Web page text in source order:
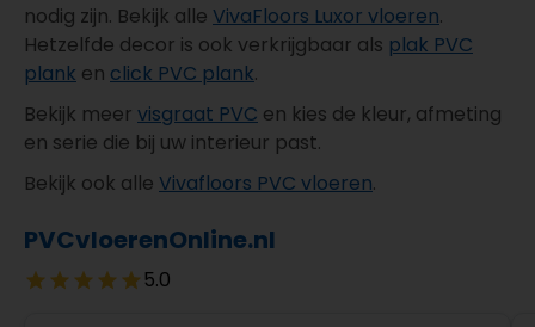
nodig zijn. Bekijk alle VivaFloors Luxor vloeren.
Hetzelfde decor is ook verkrijgbaar als plak PVC
plank en click PVC plank.
Bekijk meer visgraat PVC en kies de kleur, afmeting
en serie die bij uw interieur past.
Bekijk ook alle Vivafloors PVC vloeren.
PVCvloerenOnline.nl
5.0